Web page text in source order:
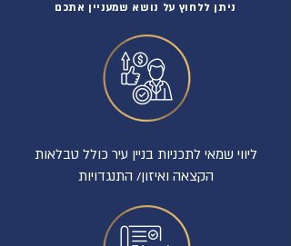
ניתן ללחוץ על נושא שמעניין אתכם
ליווי שמאי לתכניות בניין עיר כולל טבלאות
הקצאה ואיזון/ התנגדויות